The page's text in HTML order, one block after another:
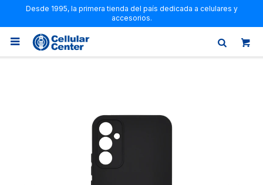
Desde 1995, la primera tienda del país dedicada a celulares y
accesorios.
